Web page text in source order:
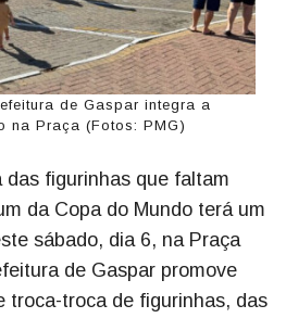
de Gaspar integra a
na Praça (Fotos: PMG)
das figurinhas que faltam
da Copa do Mundo terá um
sábado, dia 6, na Praça
de Gaspar promove
troca-troca de figurinhas, das